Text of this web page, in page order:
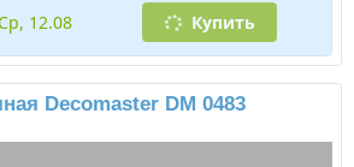
ср, 12.08
Купить
Decomaster DM 0483